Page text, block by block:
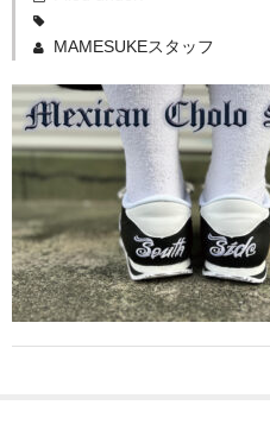
新商品
全商品（ウェア）
ロングTシャツ
ゲームシャツ
コーチジャケット
MAMESUKEスタッフ